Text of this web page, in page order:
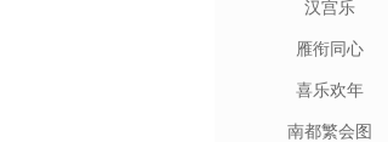
汉宫乐
雁衔同心
喜乐欢年
南都繁会图